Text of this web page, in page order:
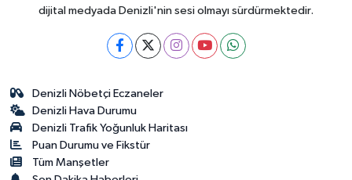
dijital medyada Denizli'nin sesi olmayı sürdürmektedir.
Denizli Nöbetçi Eczaneler
Denizli Hava Durumu
Denizli Trafik Yoğunluk Haritası
Puan Durumu ve Fikstür
Tüm Manşetler